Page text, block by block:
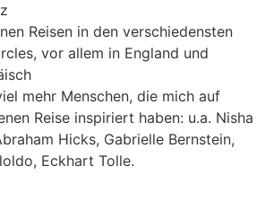
Reisen in den verschiedensten
vor allem in England und
mehr Menschen, die mich auf
Reise inspiriert haben: u.a. Nisha
Hicks, Gabrielle Bernstein,
Eckhart Tolle.